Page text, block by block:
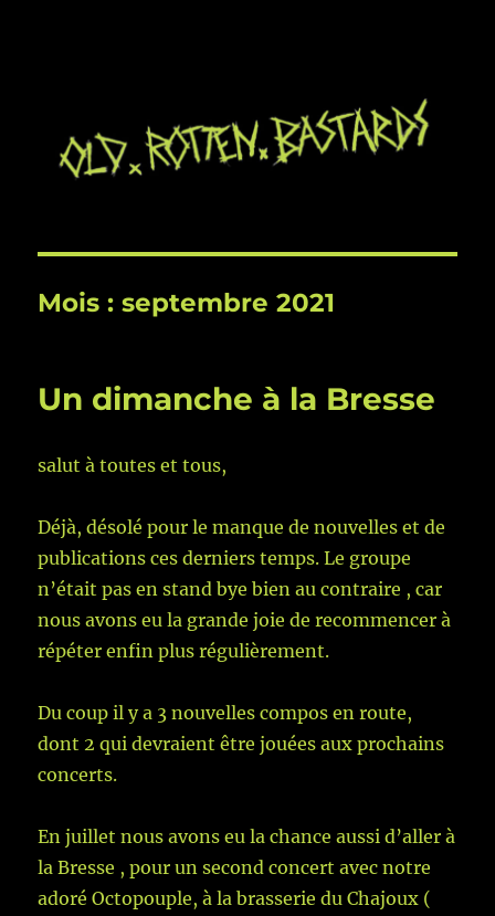
Mois :septembre 2021
Un dimanche à la Bresse
salut à toutes et tous,
Déjà, désolé pour le manque de nouvelles et de
publications ces derniers temps. Le groupe
n’était pas en stand bye bien au contraire , car
nous avons eu la grande joie de recommencer à
répéter enfin plus régulièrement.
Du coup il y a 3 nouvelles compos en route,
dont 2 qui devraient être jouées aux prochains
concerts.
En juillet nous avons eu la chance aussi d’aller à
la Bresse , pour un second concert avec notre
adoré Octopouple, à la brasserie du Chajoux (